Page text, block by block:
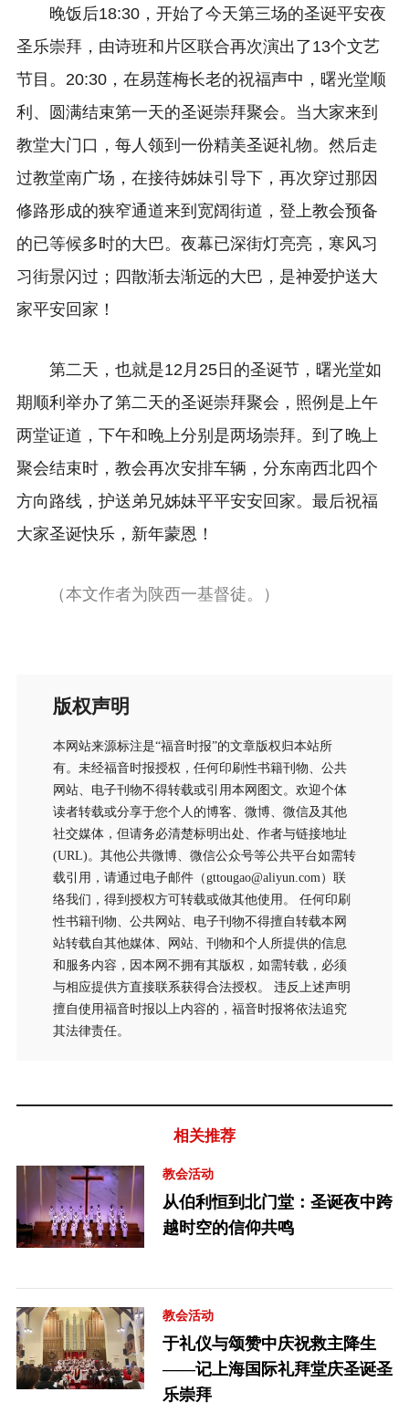
晚饭后18:30，开始了今天第三场的圣诞平安夜
圣乐崇拜，由诗班和片区联合再次演出了13个文艺
节目。20:30，在易莲梅长老的祝福声中，曙光堂顺
利、圆满结束第一天的圣诞崇拜聚会。当大家来到
教堂大门口，每人领到一份精美圣诞礼物。然后走
过教堂南广场，在接待姊妹引导下，再次穿过那因
修路形成的狭窄通道来到宽阔街道，登上教会预备
的已等候多时的大巴。夜幕已深街灯亮亮，寒风习
习街景闪过；四散渐去渐远的大巴，是神爱护送大
家平安回家！
第二天，也就是12月25日的圣诞节，曙光堂如
期顺利举办了第二天的圣诞崇拜聚会，照例是上午
两堂证道，下午和晚上分别是两场崇拜。到了晚上
聚会结束时，教会再次安排车辆，分东南西北四个
方向路线，护送弟兄姊妹平平安安回家。最后祝福
大家圣诞快乐，新年蒙恩！
（本文作者为陕西一基督徒。）
版权声明
本网站来源标注是“福音时报”的文章版权归本站所
有。未经福音时报授权，任何印刷性书籍刊物、公共
网站、电子刊物不得转载或引用本网图文。欢迎个体
读者转载或分享于您个人的博客、微博、微信及其他
社交媒体，但请务必清楚标明出处、作者与链接地址
(URL)。其他公共微博、微信公众号等公共平台如需转
载引用，请通过电子邮件（gttougao@aliyun.com）联
络我们，得到授权方可转载或做其他使用。 任何印刷
性书籍刊物、公共网站、电子刊物不得擅自转载本网
站转载自其他媒体、网站、刊物和个人所提供的信息
和服务内容，因本网不拥有其版权，如需转载，必须
与相应提供方直接联系获得合法授权。 违反上述声明
擅自使用福音时报以上内容的，福音时报将依法追究
其法律责任。
相关推荐
教会活动
从伯利恒到北门堂：圣诞夜中跨
越时空的信仰共鸣
教会活动
于礼仪与颂赞中庆祝救主降生
——记上海国际礼拜堂庆圣诞圣
乐崇拜